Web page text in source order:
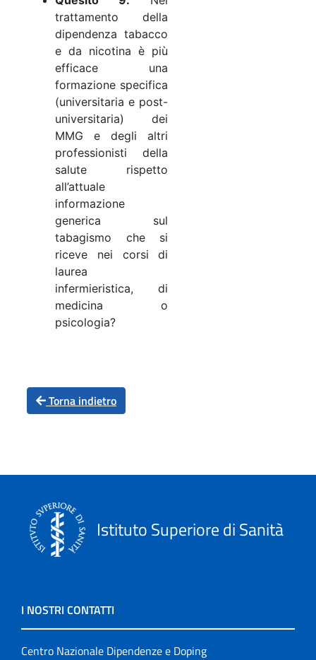
trattamento della
dipendenza tabacco
e da nicotina è più
efficace una
formazione specifica
(universitaria e post-
universitaria) dei
MMG e degli altri
professionisti della
salute rispetto
all’attuale
informazione
generica sul
tabagismo che si
riceve nei corsi di
laurea
infermieristica, di
medicina o
psicologia?
Torna indietro
Istituto Superiore di Sanità
I NOSTRI CONTATTI
Centro Nazionale Dipendenze e Doping